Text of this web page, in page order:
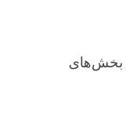
بخش‌های